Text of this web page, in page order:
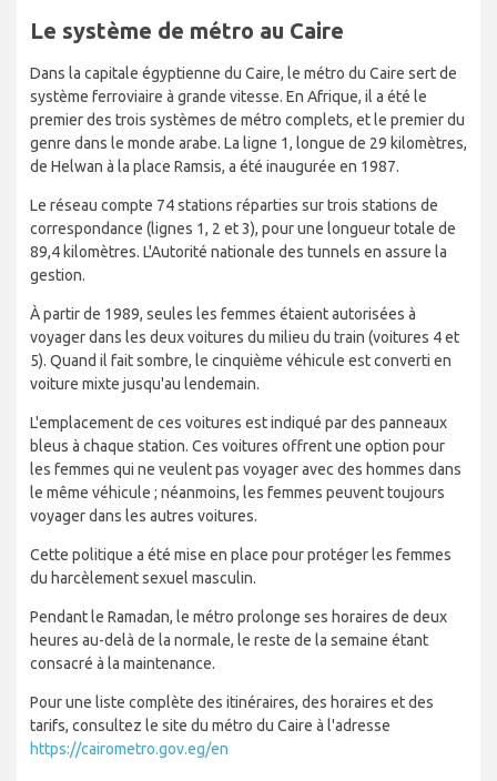
Le système de métro au Caire
Dans la capitale égyptienne du Caire, le métro du Caire sert de
système ferroviaire à grande vitesse. En Afrique, il a été le
premier des trois systèmes de métro complets, et le premier du
genre dans le monde arabe. La ligne 1, longue de 29 kilomètres,
de Helwan à la place Ramsis, a été inaugurée en 1987.
Le réseau compte 74 stations réparties sur trois stations de
correspondance (lignes 1, 2 et 3), pour une longueur totale de
89,4 kilomètres. L'Autorité nationale des tunnels en assure la
gestion.
À partir de 1989, seules les femmes étaient autorisées à
voyager dans les deux voitures du milieu du train (voitures 4 et
5). Quand il fait sombre, le cinquième véhicule est converti en
voiture mixte jusqu'au lendemain.
L'emplacement de ces voitures est indiqué par des panneaux
bleus à chaque station. Ces voitures offrent une option pour
les femmes qui ne veulent pas voyager avec des hommes dans
le même véhicule ; néanmoins, les femmes peuvent toujours
voyager dans les autres voitures.
Cette politique a été mise en place pour protéger les femmes
du harcèlement sexuel masculin.
Pendant le Ramadan, le métro prolonge ses horaires de deux
heures au-delà de la normale, le reste de la semaine étant
consacré à la maintenance.
Pour une liste complète des itinéraires, des horaires et des
tarifs, consultez le site du métro du Caire à l'adresse
https://cairometro.gov.eg/en